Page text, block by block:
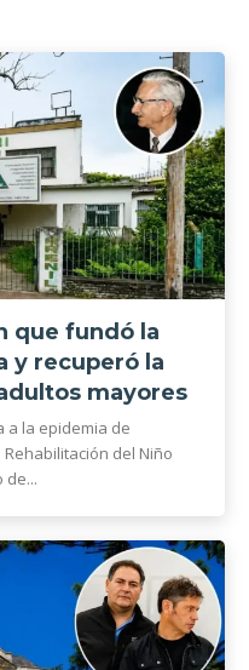
que fundó la
y recuperó la
mayores
a la epidemia de
del Niño
de...